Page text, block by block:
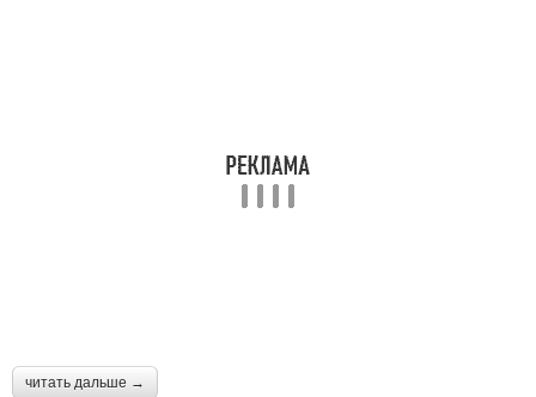
Живопись на стенах
читать дальше →